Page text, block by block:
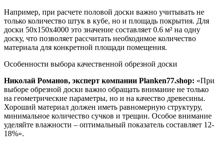
Например, при расчете половой доски важно учитывать не
только количество штук в кубе, но и площадь покрытия. Для
доски 50х150х4000 это значение составляет 0.6 м² на одну
доску, что позволяет рассчитать необходимое количество
материала для конкретной площади помещения.
Особенности выбора качественной обрезной доски
Николай Романов, эксперт компании Planken77.shop: «При
выборе обрезной доски важно обращать внимание не только
на геометрические параметры, но и на качество древесины.
Хороший материал должен иметь равномерную структуру,
минимальное количество сучков и трещин. Особое внимание
уделяйте влажности – оптимальный показатель составляет 12-
18%».